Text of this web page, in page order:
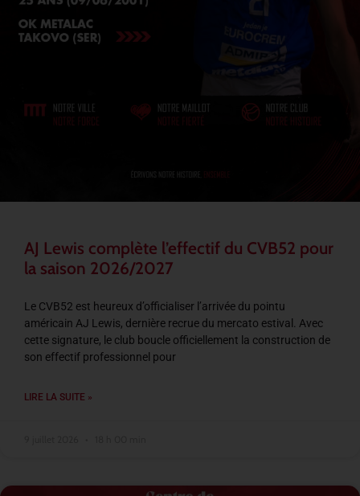
AJ Lewis complète l’effectif du CVB52 pour
la saison 2026/2027
Le CVB52 est heureux d’officialiser l’arrivée du pointu
américain AJ Lewis, dernière recrue du mercato estival. Avec
cette signature, le club boucle officiellement la construction de
son effectif professionnel pour
LIRE LA SUITE »